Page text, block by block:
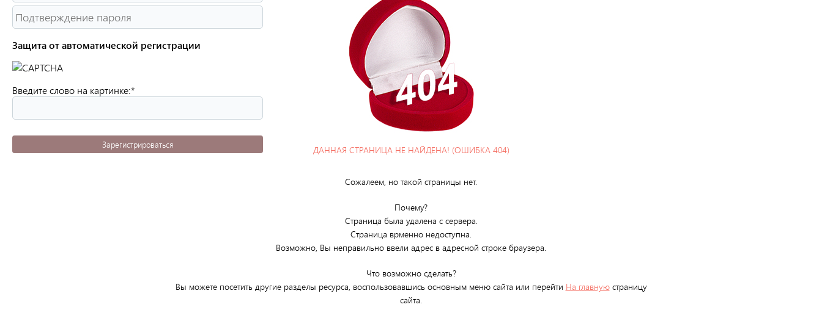
ДАННАЯ СТРАНИЦА НЕ НАЙДЕНА! (ОШИБКА 404)
Сожалеем, но такой страницы нет.
Почему?
Страница была удалена с сервера.
Страница врменно недоступна.
Возможно, Вы неправильно ввели адрес в адресной строке браузера.
Что возможно сделать?
Вы можете посетить другие разделы ресурса, воспользовавшись основным меню сайта или перейти На главнуюстраницу
сайта.
Защита от автоматической регистрации
Введите слово на картинке:*
Зарегистрироваться